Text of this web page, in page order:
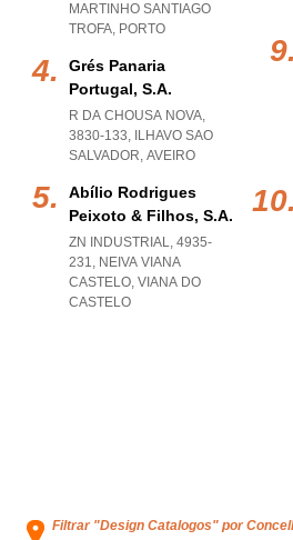
MARTINHO SANTIAGO
TROFA, PORTO
Grés Panaria
Portugal, S.a.
R DA CHOUSA NOVA,
3830-133, ILHAVO SAO
SALVADOR, AVEIRO
Abílio Rodrigues
Peixoto & Filhos, S.a.
ZN INDUSTRIAL, 4935-
231, NEIVA VIANA
CASTELO, VIANA DO
CASTELO
Filtrar "Design Catalogos" por